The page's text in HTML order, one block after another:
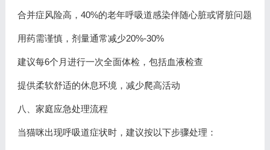
合并症风险高，40%的老年呼吸道感染伴随心脏或肾脏问题
用药需谨慎，剂量通常减少20%-30%
建议每6个月进行一次全面体检，包括血液检查
提供柔软舒适的休息环境，减少爬高活动
八、家庭应急处理流程
当猫咪出现呼吸道症状时，建议按以下步骤处理：